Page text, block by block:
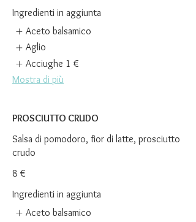
Ingredienti in aggiunta
Aceto balsamico
Aglio
Acciughe 1 €
Mostra di più
PROSCIUTTO CRUDO
Salsa di pomodoro, fior di latte, prosciutto
crudo
8 €
Ingredienti in aggiunta
Aceto balsamico